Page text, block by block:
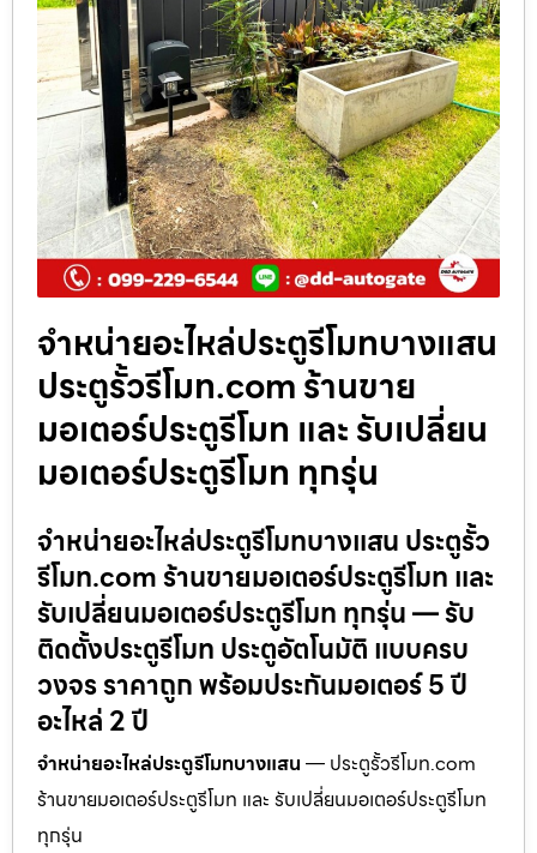
จำหน่ายอะไหล่ประตูรีโมทบางแสน
ประตูรั้วรีโมท.com ร้านขาย
มอเตอร์ประตูรีโมท และ รับเปลี่ยน
มอเตอร์ประตูรีโมท ทุกรุ่น
จำหน่ายอะไหล่ประตูรีโมทบางแสน ประตูรั้ว
รีโมท.com ร้านขายมอเตอร์ประตูรีโมท และ
รับเปลี่ยนมอเตอร์ประตูรีโมท ทุกรุ่น — รับ
ติดตั้งประตูรีโมท ประตูอัตโนมัติ แบบครบ
วงจร ราคาถูก พร้อมประกันมอเตอร์ 5 ปี
อะไหล่ 2 ปี
จำหน่ายอะไหล่ประตูรีโมทบางแสน — ประตูรั้วรีโมท.com
ร้านขายมอเตอร์ประตูรีโมท และ รับเปลี่ยนมอเตอร์ประตูรีโมท
ทุกรุ่น